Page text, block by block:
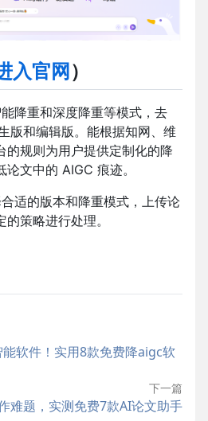
入官网）
能降重和深度降重等模式，去
版和编辑版。能根据知网、维
的规则为用户提供定制化的降
文中的 AIGC 痕迹。
适的版本和降重模式，上传论
策略进行处理。
软件！实用8款免费降aigc软
下一篇
难题，实测免费7款AI论文助手